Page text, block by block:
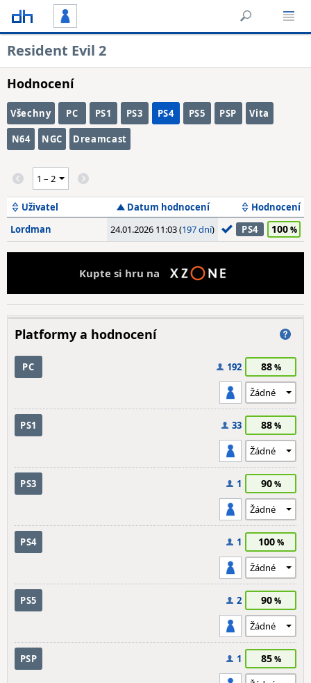
Resident Evil 2
Hodnocení
Všechny PC PS1 PS3 PS4 PS5 PSP Vita
N64 NGC Dreamcast
Uživatel Datum hodnocení
Hodnocení
Lordman
24.01.2026 11:03 (197 dní) PS4 100
Kupte si hru na
Platformy a hodnocení
PC 192 88
PS1 33 88
PS3 1 90
PS4 1 100
PS5 2 90
PSP 1 85